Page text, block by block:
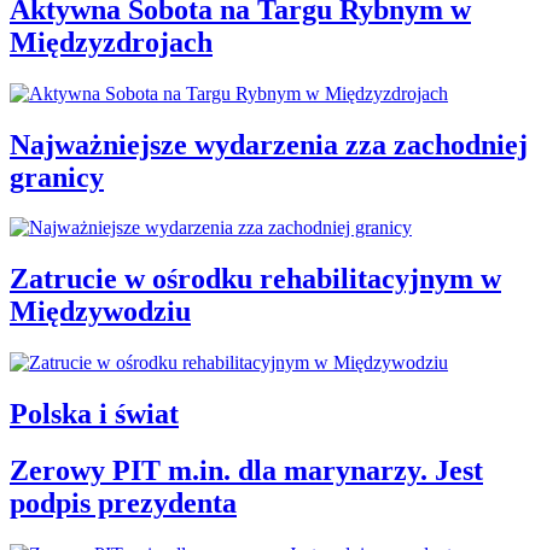
Aktywna Sobota na Targu Rybnym w
Międzyzdrojach
Najważniejsze wydarzenia zza zachodniej
granicy
Zatrucie w ośrodku rehabilitacyjnym w
Międzywodziu
Polska i świat
Zerowy PIT m.in. dla marynarzy. Jest
podpis prezydenta